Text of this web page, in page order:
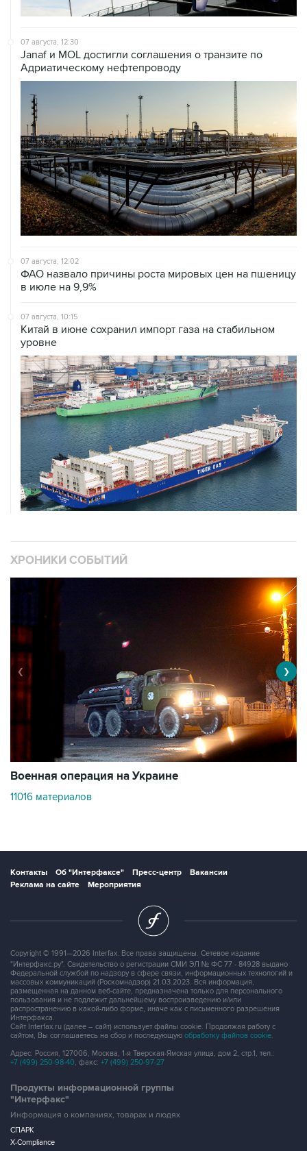
07 августа, 12:30
Janaf и MOL достигли соглашения о транзите по
Адриатическому нефтепроводу
07 августа, 12:02
ФАО назвало причины роста мировых цен на пшеницу
в июле на 9,9%
07 августа, 10:15
Китай в июне сохранил импорт газа на стабильном
уровне
ХРОНИКИ СОБЫТИЙ
Военная операция на Украине
11016 материалов
❮ ❯
Контакты Об "Интерфаксе" Пресс-центр
Вакансии
Реклама на сайте
Мероприятия
Copyright © 1991—2026 Interfax. Все права защищены. Сетевое издание
"Интерфакс.ру". Свидетельство о регистрации СМИ ЭЛ № ФС 77 - 84928 выдано
Федеральной службой по надзору в сфере связи, информационных технологий и
массовых коммуникаций (Роскомнадзор) 21.03.2023. Вся информация,
размещенная на данном веб-сайте, предназначена только для персонального
пользования и не подлежит дальнейшему воспроизведению и/или
распространению в какой-либо форме, иначе как с письменного разрешения
Интерфакса.
Сайт Interfax.ru (далее – сайт) использует файлы cookie. Продолжая работу с
сайтом, Вы соглашаетесь на сбор и последующую обработку файлов cookie.
Адрес: Россия, 127006, Москва, 1-я Тверская-Ямская улица, дом 2, стр.1, тел.:
+7 (499) 250-98-40, факс: +7 (499) 250-97-27
Продукты информационной группы
"Интерфакс"
Информация о компаниях, товарах и людях
СПАРК
X-Compliance